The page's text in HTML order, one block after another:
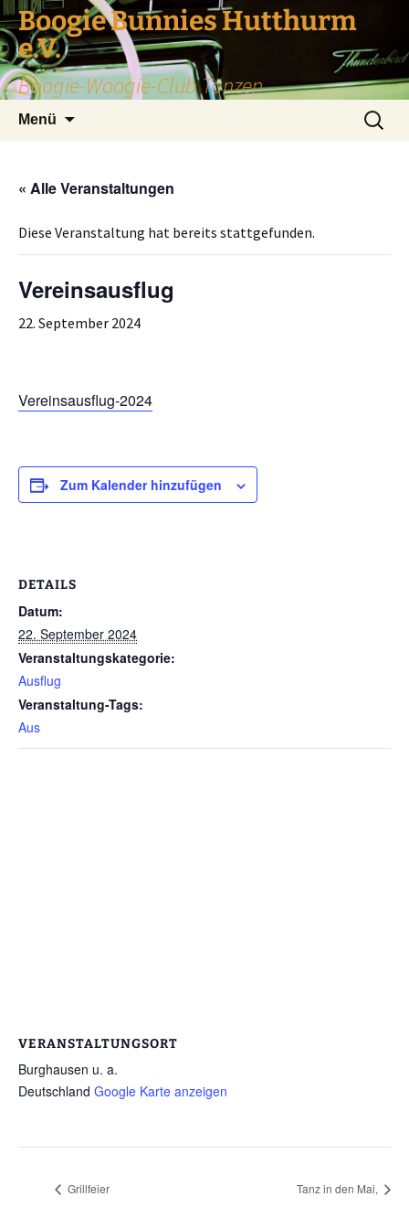
Zum
Inhalt
springen
Boogie Bunnies Hutthurm
e.V.
Boogie-Woogie-Club Tanzen
Menü
Suche
nach:
« Alle Veranstaltungen
Diese Veranstaltung hat bereits stattgefunden.
Vereinsausflug
22. September 2024
Vereinsausflug-2024
Zum Kalender hinzufügen
DETAILS
Datum:
22. September 2024
Veranstaltungskategorie:
Ausflug
Veranstaltung-Tags:
Aus
VERANSTALTUNGSORT
Burghausen u. a.
Deutschland Google Karte anzeigen
Grillfeier Tanz in den Mai,